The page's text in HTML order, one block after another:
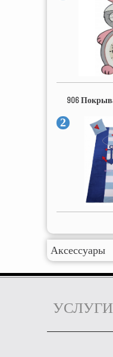
906
2
Аксессуары
УСЛУГИ